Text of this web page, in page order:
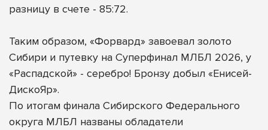
разницу в счете - 85:72.
Таким образом, «Форвард» завоевал золото
Сибири и путевку на Суперфинал МЛБЛ 2026, у
«Распадской» - серебро! Бронзу добыл «Енисей-
ДискоЯр».
По итогам финала Сибирского Федерального
округа МЛБЛ названы обладатели